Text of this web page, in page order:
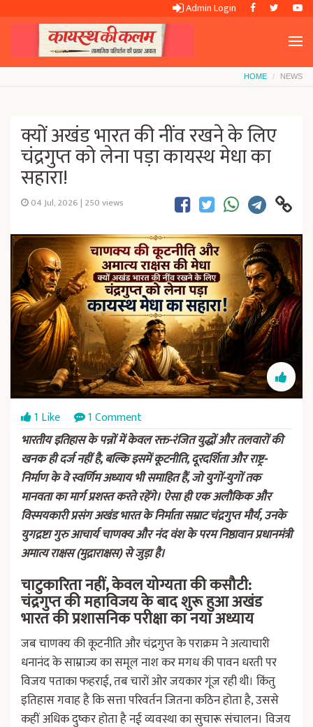
Admin Login
HOME NEWS
क्यों अखंड भारत की नींव रखने के लिए
चंद्रगुप्त को लेना पड़ा कायस्थ मेधा का
सहारा!
04 Jul, 2026 | 250 views
1 Like 1 Comment
भारतीय इतिहास के पन्नों में केवल रक्त-रंजित युद्धों और तलवारों की
खनक ही दर्ज नहीं है, बल्कि इसमें कूटनीति, दूरदर्शिता और राष्ट्र-
निर्माण के वे स्वर्णिम अध्याय भी समाहित हैं, जो युगों-युगों तक
मानवता का मार्ग प्रशस्त करते रहेंगे। ऐसा ही एक अलौकिक और
विस्मयकारी प्रसंग अखंड भारत के निर्माता सम्राट चंद्रगुप्त मौर्य, उनके
युगद्रष्टा गुरु आचार्य चाणक्य और नंद वंश के परम निष्ठावान प्रधानमंत्री
अमात्य राक्षस (मुद्राराक्षस) से जुड़ा है।
चाटुकारिता नहीं, केवल योग्यता की कसौटी:
चंद्रगुप्त की महाविजय के बाद शुरू हुआ अखंड
भारत की प्रशासनिक परीक्षा का नया अध्याय
जब चाणक्य की कूटनीति और चंद्रगुप्त के पराक्रम ने अत्याचारी
धनानंद के साम्राज्य का समूल नाश कर मगध की पावन धरती पर
विजय पताका फहराई, तब चारों ओर जयकार गूंज रही थी। किंतु
इतिहास गवाह है कि सत्ता परिवर्तन जितना कठिन होता है, उससे
कहीं अधिक दुष्कर होता है नई व्यवस्था का सुचारू संचालन। विजय